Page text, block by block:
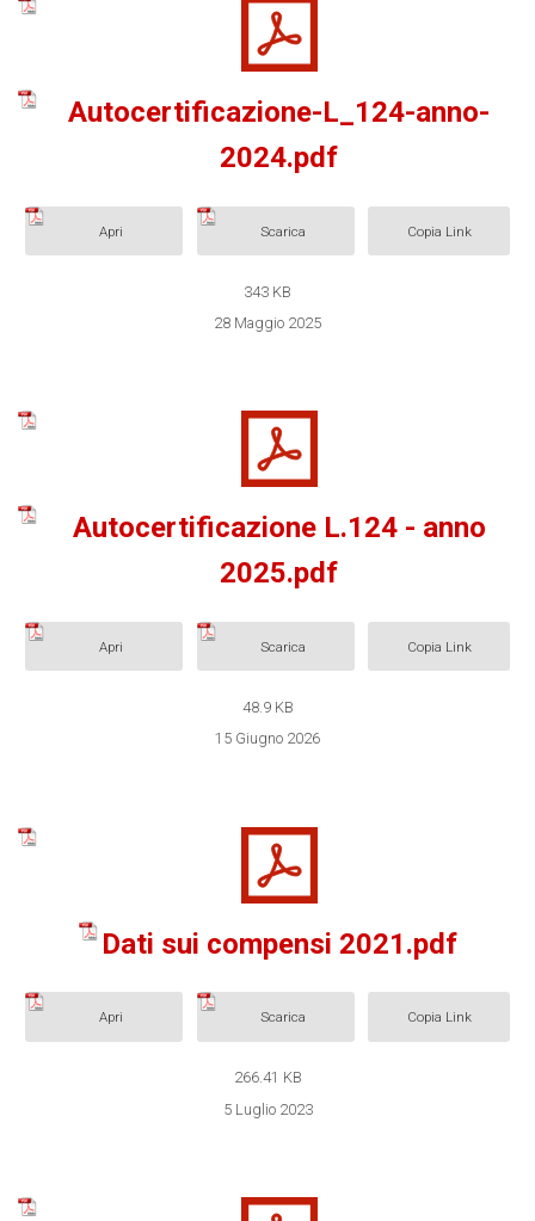
Autocertificazione-L_124-anno-
2024.pdf
Apri Scarica Copia Link
343 KB
28 Maggio 2025
Autocertificazione L.124 - anno
2025.pdf
Apri Scarica Copia Link
48.9 KB
15 Giugno 2026
Dati sui compensi 2021.pdf
Apri Scarica Copia Link
266.41 KB
5 Luglio 2023